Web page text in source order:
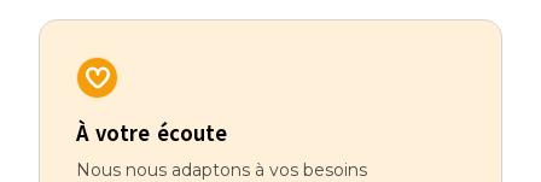
À votre écoute
Nous nous adaptons à vos besoins